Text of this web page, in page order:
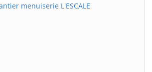
menuiserie L'ESCALE